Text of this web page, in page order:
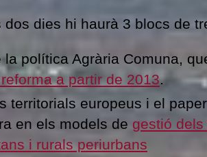
dos dies hi haurà 3 blocs de
la política Agrària Comuna,
a partir de 2013.
territorials europeus i el
en els models de gestió
i rurals periurbans